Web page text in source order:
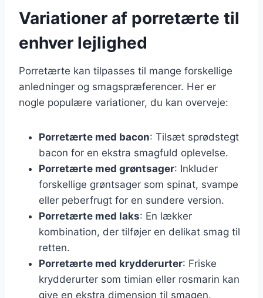
Variationer af porretærte til
enhver lejlighed
Porretærte kan tilpasses til mange forskellige
anledninger og smagspræferencer. Her er
nogle populære variationer, du kan overveje:
Porretærte med bacon: Tilsæt sprødstegt
bacon for en ekstra smagfuld oplevelse.
Porretærte med grøntsager: Inkluder
forskellige grøntsager som spinat, svampe
eller peberfrugt for en sundere version.
Porretærte med laks: En lækker
kombination, der tilføjer en delikat smag til
retten.
Porretærte med krydderurter: Friske
krydderurter som timian eller rosmarin kan
give en ekstra dimension til smagen.